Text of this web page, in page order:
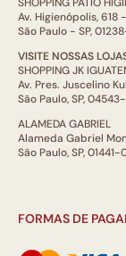
Av. Higienópolis, 618
São Paulo - SP,
VISITE NOSSAS
SHOPPING JK
Av. Pres. Juscelino
São Paulo, SP, 04543-
ALAMEDA GABRIEL
Alameda Gabriel
São Paulo, SP,
FORMAS DE